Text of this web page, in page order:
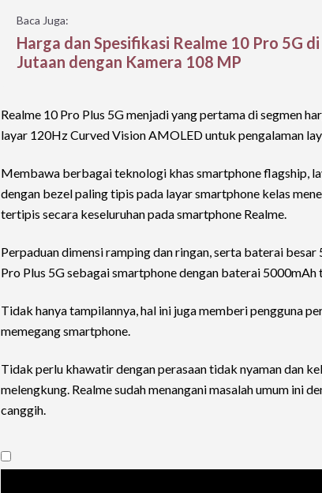
Baca Juga:
Harga dan Spesifikasi Realme 10 Pro 5G
Jutaan dengan Kamera 108 MP
Realme 10 Pro Plus 5G menjadi yang pertama di segmen
layar 120Hz Curved Vision AMOLED untuk pengalaman
Membawa berbagai teknologi khas smartphone flagship,
dengan bezel paling tipis pada layar smartphone kelas
tertipis secara keseluruhan pada smartphone Realme.
Perpaduan dimensi ramping dan ringan, serta baterai
Pro Plus 5G sebagai smartphone dengan baterai
Tidak hanya tampilannya, hal ini juga memberi pengguna
memegang smartphone.
Tidak perlu khawatir dengan perasaan tidak nyaman dan
melengkung. Realme sudah menangani masalah umum ini
canggih.